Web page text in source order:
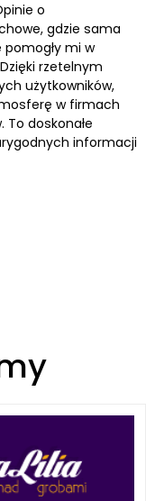
o
gdzie sama
mi w
rzetelnym
użytkowników,
w firmach
doskonałe
informacji